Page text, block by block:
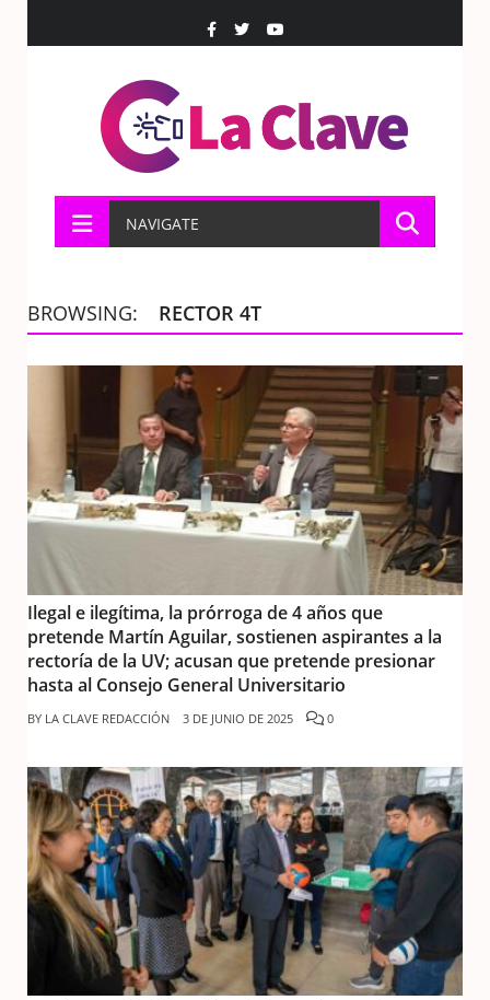
NAVIGATE
BROWSING: RECTOR 4T
Ilegal e ilegítima, la prórroga de 4 años que
pretende Martín Aguilar, sostienen aspirantes a la
rectoría de la UV; acusan que pretende presionar
hasta al Consejo General Universitario
BY LA CLAVE REDACCIÓN 3 DE JUNIO DE 2025 0